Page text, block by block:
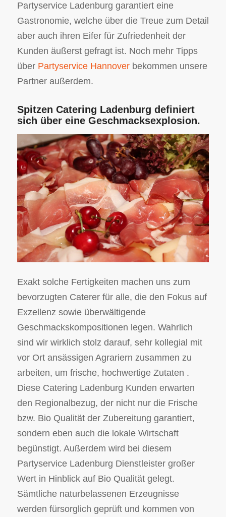
Partyservice Ladenburg garantiert eine
Gastronomie, welche über die Treue zum Detail
aber auch ihren Eifer für Zufriedenheit der
Kunden äußerst gefragt ist. Noch mehr Tipps
über Partyservice Hannoverbekommen unsere
Partner außerdem.
Spitzen Catering Ladenburg definiert
sich über eine Geschmacksexplosion.
Exakt solche Fertigkeiten machen uns zum
bevorzugten Caterer für alle, die den Fokus auf
Exzellenz sowie überwältigende
Geschmackskompositionen legen. Wahrlich
sind wir wirklich stolz darauf, sehr kollegial mit
vor Ort ansässigen Agrariern zusammen zu
arbeiten, um frische, hochwertige Zutaten .
Diese Catering Ladenburg Kunden erwarten
den Regionalbezug, der nicht nur die Frische
bzw. Bio Qualität der Zubereitung garantiert,
sondern eben auch die lokale Wirtschaft
begünstigt. Außerdem wird bei diesem
Partyservice Ladenburg Dienstleister großer
Wert in Hinblick auf Bio Qualität gelegt.
Sämtliche naturbelassenen Erzeugnisse
werden fürsorglich geprüft und kommen von